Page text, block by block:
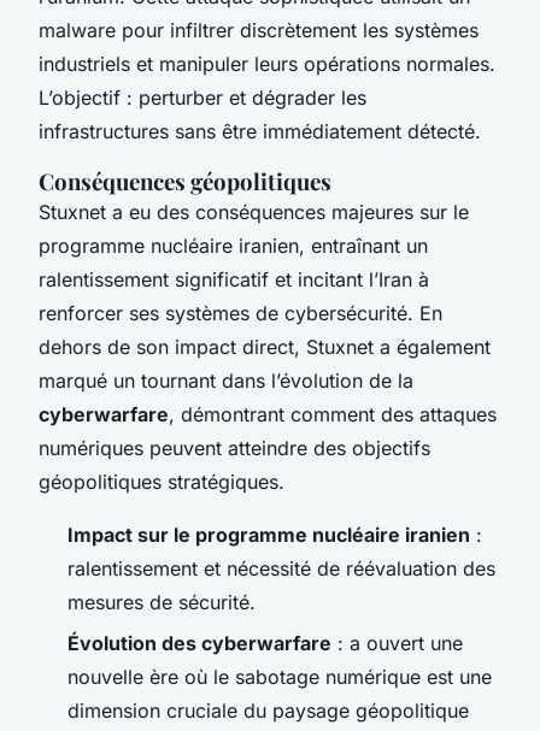
malware pour infiltrer discrètement les systèmes
industriels et manipuler leurs opérations normales.
L’objectif : perturber et dégrader les
infrastructures sans être immédiatement détecté.
Conséquences géopolitiques
Stuxnet a eu des conséquences majeures sur le
programme nucléaire iranien, entraînant un
ralentissement significatif et incitant l’Iran à
renforcer ses systèmes de cybersécurité. En
dehors de son impact direct, Stuxnet a également
marqué un tournant dans l’évolution de la
cyberwarfare, démontrant comment des attaques
numériques peuvent atteindre des objectifs
géopolitiques stratégiques.
Impact sur le programme nucléaire iranien :
ralentissement et nécessité de réévaluation des
mesures de sécurité.
Évolution des cyberwarfare : a ouvert une
nouvelle ère où le sabotage numérique est une
dimension cruciale du paysage géopolitique